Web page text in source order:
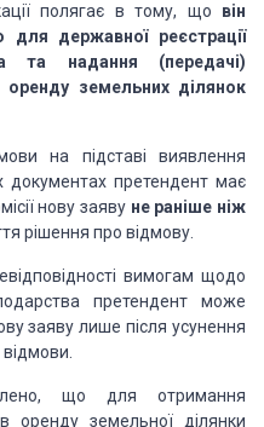
полягає в тому, що він
державної реєстрації
та надання (передачі)
оренду земельних ділянок
на підставі виявлення
документах претендент має
нову заяву не раніше ніж
рішення про відмову.
вимогам щодо
претендент може
заяву лише після усунення
що для отримання
оренду земельної ділянки